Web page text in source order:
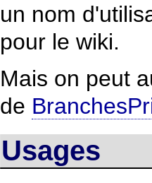
un nom
pour le wiki.
Mais on peut
de
Usages